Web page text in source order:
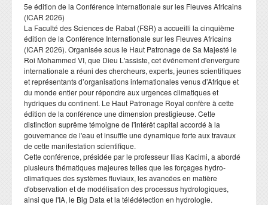
​5e édition de la Conférence Internationale sur les Fleuves Africains
(ICAR 2026)
​La Faculté des Sciences de Rabat (FSR) a accueilli la cinquième
édition de la Conférence Internationale sur les Fleuves Africains
(ICAR 2026). Organisée sous le Haut Patronage de Sa Majesté le
Roi Mohammed VI, que Dieu L'assiste, cet événement d'envergure
internationale a réuni des chercheurs, experts, jeunes scientifiques
et représentants d’organisations internationales venus d’Afrique et
du monde entier pour répondre aux urgences climatiques et
hydriques du continent. Le Haut Patronage Royal confère à cette
édition de la conférence une dimension prestigieuse. Cette
distinction suprême témoigne de l'intérêt capital accordé à la
gouvernance de l'eau et insuffle une dynamique forte aux travaux
de cette manifestation scientifique.
​Cette conférence, présidée par le professeur Ilias Kacimi, a abordé
plusieurs thématiques majeures telles que les forçages hydro-
climatiques des systèmes fluviaux, les avancées en matière
d'observation et de modélisation des processus hydrologiques,
ainsi que l'IA, le Big Data et la télédétection en hydrologie.